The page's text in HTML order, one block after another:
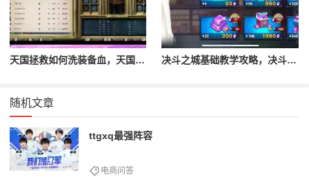
天国拯救如何洗装备血，天国拯救怎么洗衣服 决斗之城基础教学攻略，决斗之城教学攻略2111
随机文章
ttgxq最强阵容
电商问答